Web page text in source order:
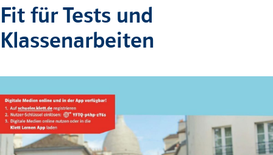
Fit für Tests und
Klassenarbeiten